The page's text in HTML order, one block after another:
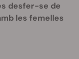
desfer-se de
les femelles